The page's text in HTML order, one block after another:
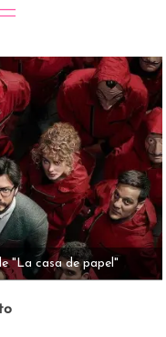
"La casa de papel"